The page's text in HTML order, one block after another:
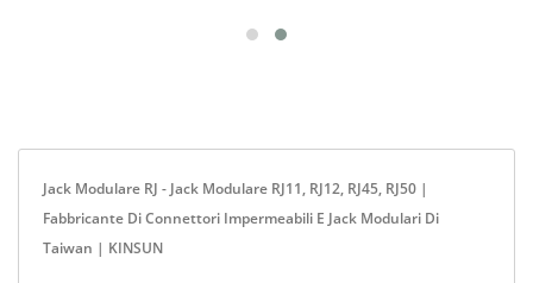
Jack Modulare RJ - Jack Modulare RJ11, RJ12, RJ45, RJ50 |
Fabbricante Di Connettori Impermeabili E Jack Modulari Di
Taiwan | KINSUN